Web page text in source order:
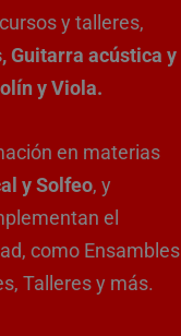
y talleres,
Guitarra acústica y
y Viola.
en materias
y Solfeo, y
el
como Ensambles
Talleres y más.